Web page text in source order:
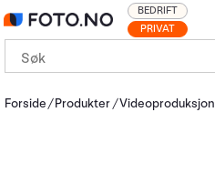
PRIVAT
BEDRIFT
Forside Produkter Videoproduksjon